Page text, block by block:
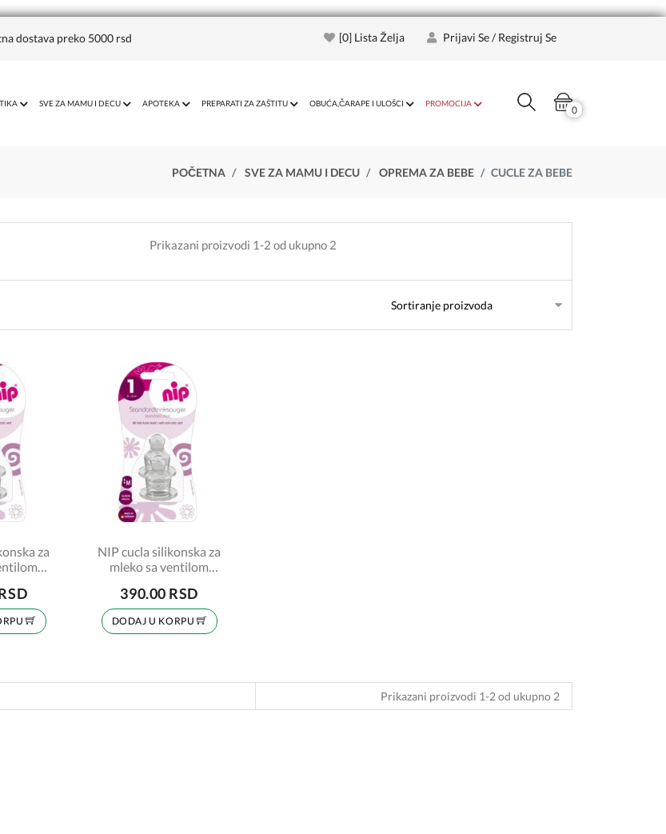
dostava preko 5000 rsd [0] Lista Želja Prijavi Se / Registruj Se
SVE ZA MAMU I DECU APOTEKA PREPARATI ZA ZAŠTITU OBUĆA,ČARAPE I ULOŠCI PROMOCIJA
0
POČETNA SVE ZA MAMU I DECU OPREMA ZA BEBE CUCLE ZA BEBE
Prikazani proizvodi 1-2 od ukupno 2
za
NIP cucla silikonska za
mleko sa ventilom
2kom-sifra:7080043
390.00 RSD
DODAJ U KORPU
Prikazani proizvodi 1-2 od ukupno 2